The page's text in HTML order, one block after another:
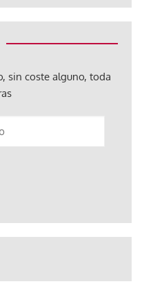
sin coste alguno, toda